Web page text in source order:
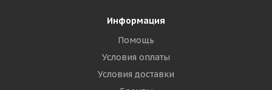
Информация
Помощь
Условия оплаты
Условия доставки